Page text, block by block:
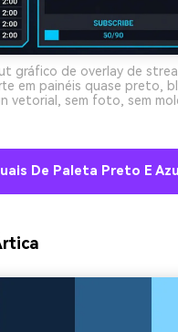
gráfico de overlay de
em painéis quase preto,
vetorial, sem foto, sem
De Paleta Preto E